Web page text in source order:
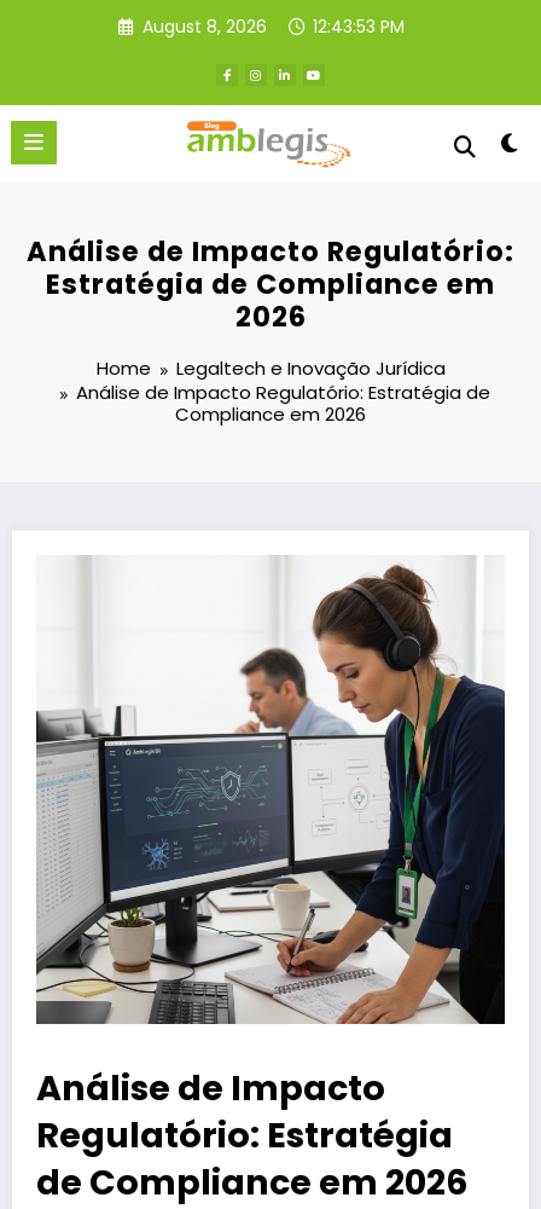
August 8, 2026 12:43:54 PM
Análise de Impacto Regulatório:
Estratégia de Compliance em
2026
Home
Legaltech e Inovação Jurídica
Análise de Impacto Regulatório: Estratégia de
Compliance em 2026
Análise de Impacto
Regulatório: Estratégia
de Compliance em 2026